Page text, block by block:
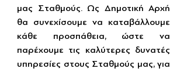
μας Σταθμούς. Ως Δημοτική Αρχή
θα συνεχίσουμε να καταβάλλουμε
κάθε προσπάθεια, ώστε να
παρέχουμε τις καλύτερες δυνατές
υπηρεσίες στους Σταθμούς μας, για